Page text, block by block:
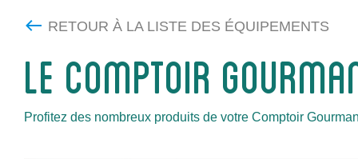
RETOUR À LA LISTE DES ÉQUIPEMENTS
LE COMPTOIR
Profitez des nombreux produits de votre Comptoir